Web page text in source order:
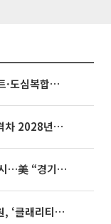
영끌 '주택공급' 대책 임박⋯비아파트·도심복합까지 총동원
종부세 개편에도…1·3주택 종부세 격차 2028년부터 확대
이란, 미국에 호르무즈 합의 조건 제시…美 “경기 아직 안 끝나” [종합]
미국, 가상자산 포괄 규제 속도…상원, ‘클래리티법’ 9월 절차투표 추진